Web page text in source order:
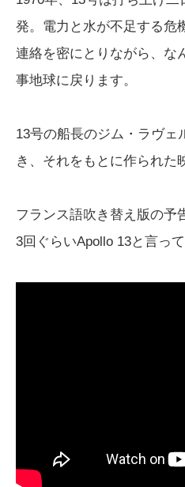
発。電力と水が不足する危
連絡を密にとりながら、な
事地球に戻ります。
13号の船長のジム・ラヴェ
き、それをもとに作られた
フランス語吹き替え版の予
3回ぐらいApollo 13と言って